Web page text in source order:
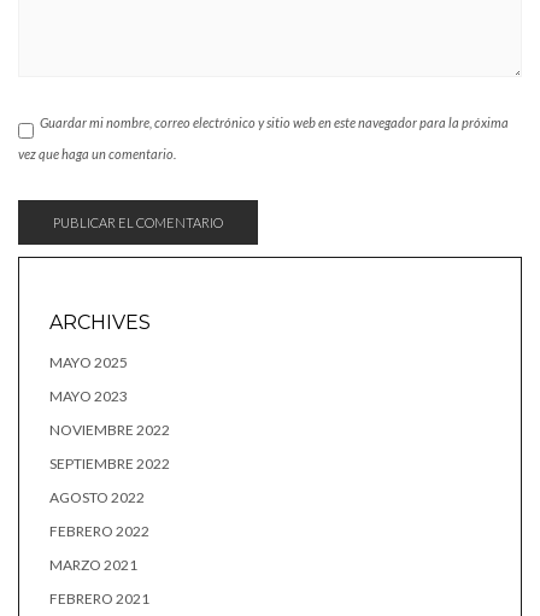
Guardar mi nombre, correo electrónico y sitio web en este navegador para la próxima
vez que haga un comentario.
ARCHIVES
MAYO 2025
MAYO 2023
NOVIEMBRE 2022
SEPTIEMBRE 2022
AGOSTO 2022
FEBRERO 2022
MARZO 2021
FEBRERO 2021